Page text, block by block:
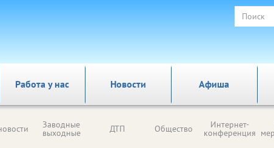
Работа у нас Новости Афиша
Заводные
выходные ДТП Общество Интернет-
конференция